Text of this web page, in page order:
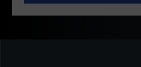
telekomunikacyjne, w tym w
komputery, których jestem